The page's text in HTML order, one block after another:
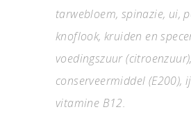
tarwebloem, spinazie, ui,
knoflook, kruiden en
voedingszuur (citroenzuur),
conserveermiddel (E200),
vitamine B12.